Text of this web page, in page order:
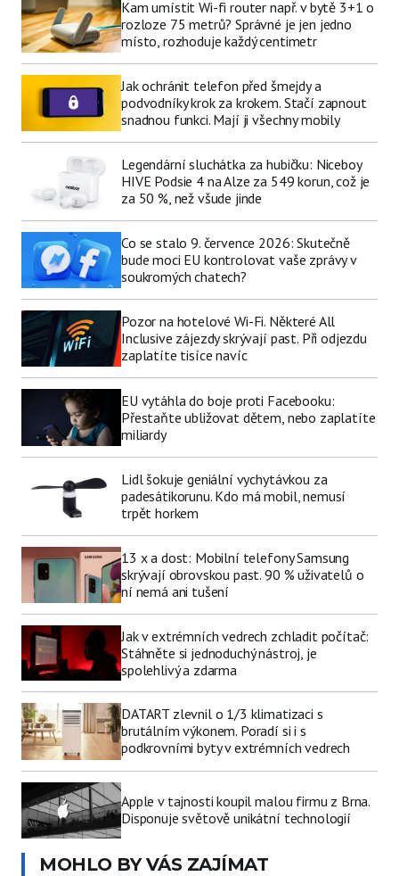
Kam umístit Wi-fi router např. v bytě 3+1 o
rozloze 75 metrů? Správné je jen jedno
místo, rozhoduje každý centimetr
Jak ochránit telefon před šmejdy a
podvodníky krok za krokem. Stačí zapnout
snadnou funkci. Mají ji všechny mobily
Legendární sluchátka za hubičku: Niceboy
HIVE Podsie 4 na Alze za 549 korun, což je
za 50 %, než všude jinde
Co se stalo 9. července 2026: Skutečně
bude moci EU kontrolovat vaše zprávy v
soukromých chatech?
Pozor na hotelové Wi-Fi. Některé All
Inclusive zájezdy skrývají past. Při odjezdu
zaplatíte tisíce navíc
EU vytáhla do boje proti Facebooku:
Přestaňte ubližovat dětem, nebo zaplatíte
miliardy
Lidl šokuje geniální vychytávkou za
padesátikorunu. Kdo má mobil, nemusí
trpět horkem
13 x a dost: Mobilní telefony Samsung
skrývají obrovskou past. 90 % uživatelů o
ní nemá ani tušení
Jak v extrémních vedrech zchladit počítač:
Stáhněte si jednoduchý nástroj, je
spolehlivý a zdarma
DATART zlevnil o 1/3 klimatizaci s
brutálním výkonem. Poradí si i s
podkrovními byty v extrémních vedrech
Apple v tajnosti koupil malou firmu z Brna.
Disponuje světově unikátní technologií
MOHLO BY VÁS ZAJÍMAT